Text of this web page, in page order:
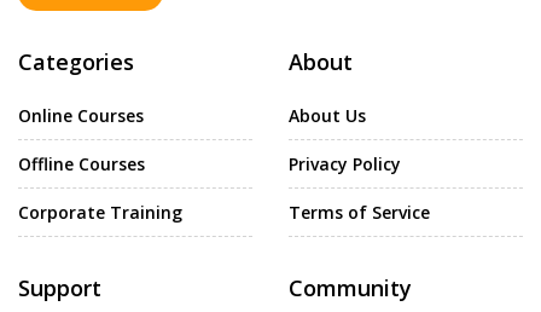
Categories
Online Courses
Offline Courses
Corporate Training
About
About Us
Privacy Policy
Terms of Service
Support Community